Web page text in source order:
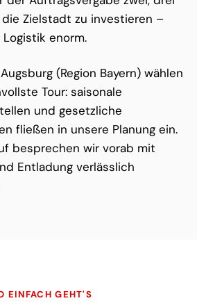
die Zielstadt zu investieren –
enorm.
(Region Bayern) wählen
Tour: saisonale
und gesetzliche
fließen in unsere Planung ein.
besprechen wir vorab mit
Entladung verlässlich
EINFACH GEHT'S